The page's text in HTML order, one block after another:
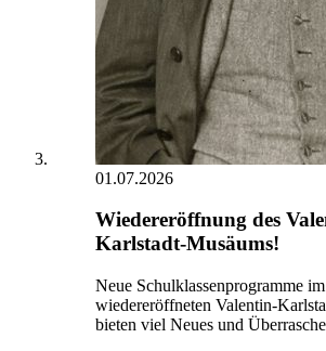
01.07.2026
Wiedereröffnung des
Karlstadt-Musäums!
Neue Schulklassenprogramme im
wiedereröffneten Valentin-
bieten viel Neues und